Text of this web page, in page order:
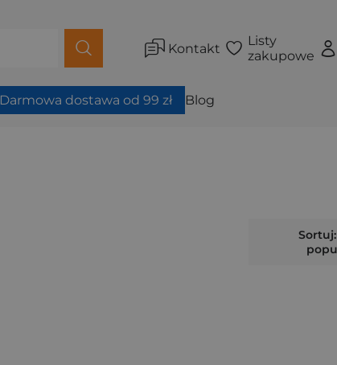
Kontakt
Listy
zakupowe
Darmowa dostawa od 99 zł Blog